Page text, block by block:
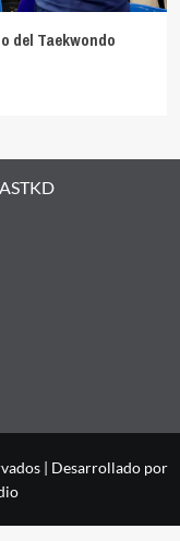
del Taekwondo